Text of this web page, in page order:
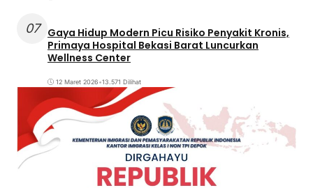
07
Gaya Hidup Modern Picu Risiko Penyakit Kronis,
Primaya Hospital Bekasi Barat Luncurkan
Wellness Center
12 Maret 2026•13.571 Dilihat